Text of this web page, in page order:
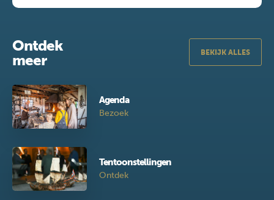
Ontdek
meer
BEKIJK ALLES
Agenda
Bezoek
Tentoonstellingen
Ontdek